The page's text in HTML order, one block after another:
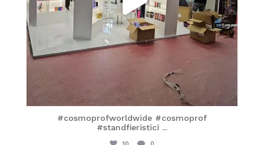
#cosmoprofworldwide #cosmoprof
#standfieristici ...